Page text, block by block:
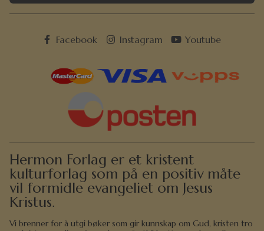
Facebook Instagram Youtube
Hermon Forlag er et kristent
kulturforlag som på en positiv måte
vil formidle evangeliet om Jesus
Kristus.
Vi brenner for å utgi bøker som gir kunnskap om Gud, kristen tro